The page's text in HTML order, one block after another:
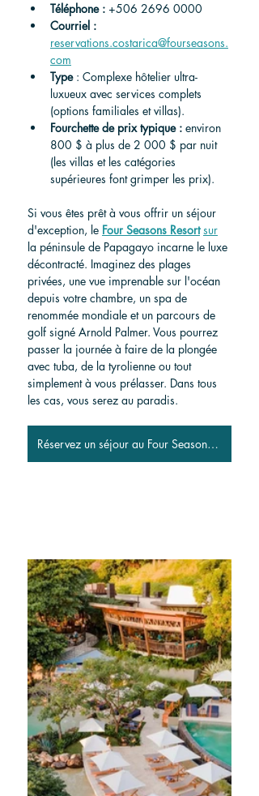
Téléphone : +506 2696 0000
Courriel :
reservations.costarica@fourseasons.
com
Type : Complexe hôtelier ultra-
luxueux avec services complets
(options familiales et villas).
Fourchette de prix typique : environ
800 $ à plus de 2 000 $ par nuit
(les villas et les catégories
supérieures font grimper les prix).
Si vous êtes prêt à vous offrir un séjour
d'exception, le Four Seasons Resort sur
la péninsule de Papagayo incarne le luxe
décontracté. Imaginez des plages
privées, une vue imprenable sur l'océan
depuis votre chambre, un spa de
renommée mondiale et un parcours de
golf signé Arnold Palmer. Vous pourrez
passer la journée à faire de la plongée
avec tuba, de la tyrolienne ou tout
simplement à vous prélasser. Dans tous
les cas, vous serez au paradis.
Réservez un séjour au Four Seasons Resort